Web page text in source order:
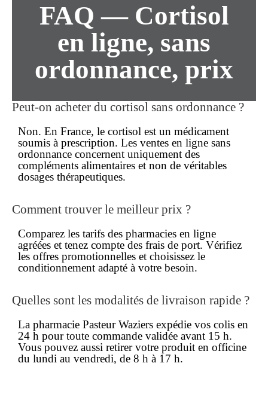
FAQ — Cortisol
en ligne, sans
ordonnance, prix
Peut-on acheter du cortisol sans ordonnance ?
Non. En France, le cortisol est un médicament
soumis à prescription. Les ventes en ligne sans
ordonnance concernent uniquement des
compléments alimentaires et non de véritables
dosages thérapeutiques.
Comment trouver le meilleur prix ?
Comparez les tarifs des pharmacies en ligne
agréées et tenez compte des frais de port. Vérifiez
les offres promotionnelles et choisissez le
conditionnement adapté à votre besoin.
Quelles sont les modalités de livraison rapide ?
La pharmacie Pasteur Waziers expédie vos colis en
24 h pour toute commande validée avant 15 h.
Vous pouvez aussi retirer votre produit en officine
du lundi au vendredi, de 8 h à 17 h.